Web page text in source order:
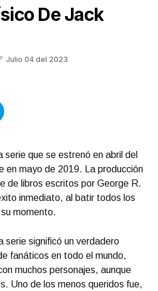
De Jack
Julio 04 del 2023
serie que se estrenó en abril del
en mayo de 2019. La producción
de libros escritos por George R.
inmediato, al batir todos los
momento.
serie significó un verdadero
fanáticos en todo el mundo,
muchos personajes, aunque
Uno de los menos queridos fue,